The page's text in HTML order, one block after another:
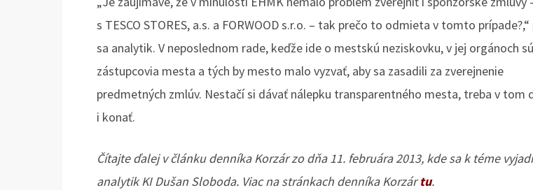
s TESCO STORES, a.s. a FORWOOD s.r.o. – tak prečo to odmieta v tomto
sa analytik. V neposlednom rade, keďže ide o mestskú neziskovku, v jej orgánoch sú
zástupcovia mesta a tých by mesto malo vyzvať, aby sa zasadili za zverejnenie
predmetných zmlúv. Nestačí si dávať nálepku transparentného mesta, treba v tom
i konať.
Čítajte ďalej v článku denníka Korzár zo dňa 11. februára 2013, kde sa k téme
analytik KI Dušan Sloboda. Viac na stránkach denníka Korzártu.